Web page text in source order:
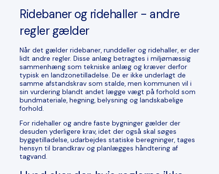
Ridebaner og ridehaller - andre
regler gælder
Når det gælder ridebaner, runddeller og ridehaller, er der
lidt andre regler. Disse anlæg betragtes i miljømæssig
sammenhæng som tekniske anlæg og kræver derfor
typisk en landzonetilladelse. De er ikke underlagt de
samme afstandskrav som stalde, men kommunen vil i
sin vurdering blandt andet lægge vægt på forhold som
bundmateriale, hegning, belysning og landskabelige
forhold.
For ridehaller og andre faste bygninger gælder der
desuden yderligere krav, idet der også skal søges
byggetilladelse, udarbejdes statiske beregninger, tages
hensyn til brandkrav og planlægges håndtering af
tagvand.